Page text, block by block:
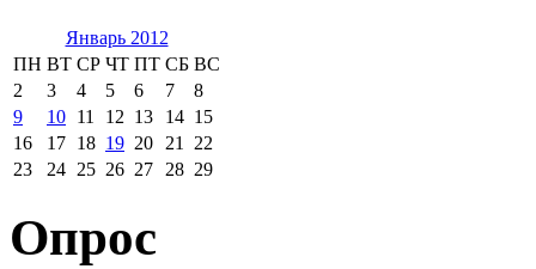
Январь 2012
ПН ВТ СР ЧТ ПТ СБ ВС
2
3 4 5 6 7
8
9
10 11 12 13 14 15
16
17 18 19 20 21
22
23
24 25 26 27 28 29
Опрос